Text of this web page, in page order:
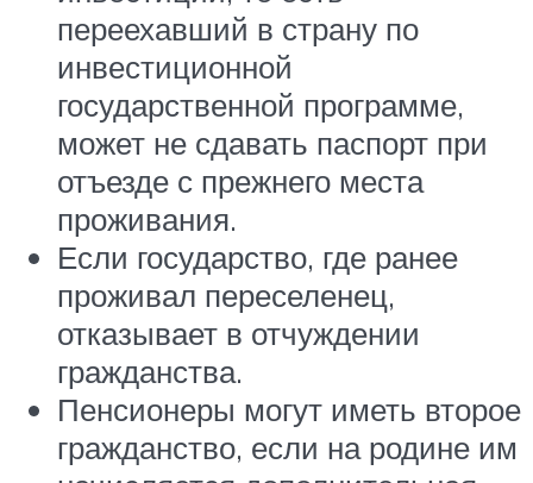
переехавший в страну по
инвестиционной
государственной программе,
может не сдавать паспорт при
отъезде с прежнего места
проживания.
Если государство, где ранее
проживал переселенец,
отказывает в отчуждении
гражданства.
Пенсионеры могут иметь второе
гражданство, если на родине им